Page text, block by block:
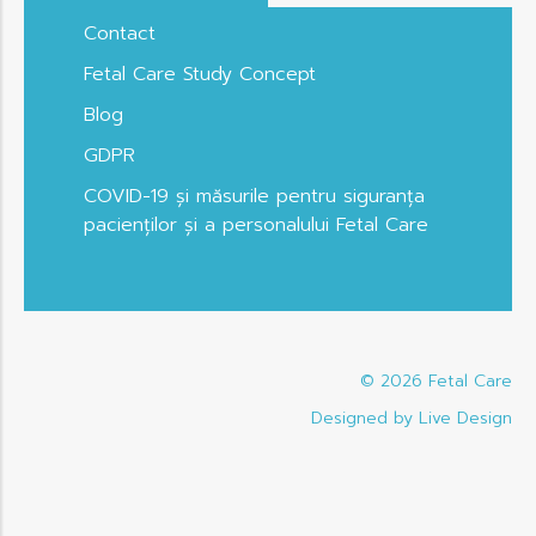
Contact
Fetal Care Study Concept
Blog
GDPR
COVID-19 și măsurile pentru siguranța
pacienților și a personalului Fetal Care
© 2026 Fetal Care
Designed by Live Design